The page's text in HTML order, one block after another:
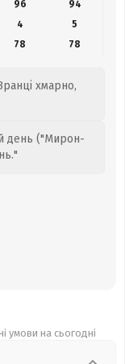
96 94
4
5
78 78
хмарно,
день ("Мирон-
умови на сьогодні